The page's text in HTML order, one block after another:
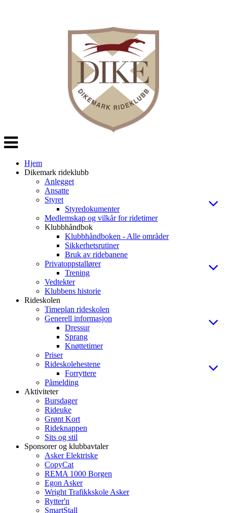
Veksle
navigasjon
Hjem
Dikemark rideklubb
Anlegget
Ansatte
Styret
Styredokumenter
Medlemskap og vilkår for ridetimer
Klubbhåndbok
Klubbhåndboken - Alle områder
Sikkerhetsrutiner
Bruk av ridebanene
Privatoppstallører
Trening
Vedtekter
Klubbens historie
Rideskolen
Timeplan rideskolen
Generell informasjon
Dressur
Sprang
Knøttetimer
Priser
Rideskolehestene
Forryttere
Påmelding
Aktiviteter
Bursdager
Rideuke
Grønt Kort
Rideknappen
Sits og stil
Sponsorer og klubbavtaler
Asker Elektriske
CopyCat
REMA 1000 Borgen
Egon Asker
Wright Trafikkskole Asker
Rytter'n
SmartStall